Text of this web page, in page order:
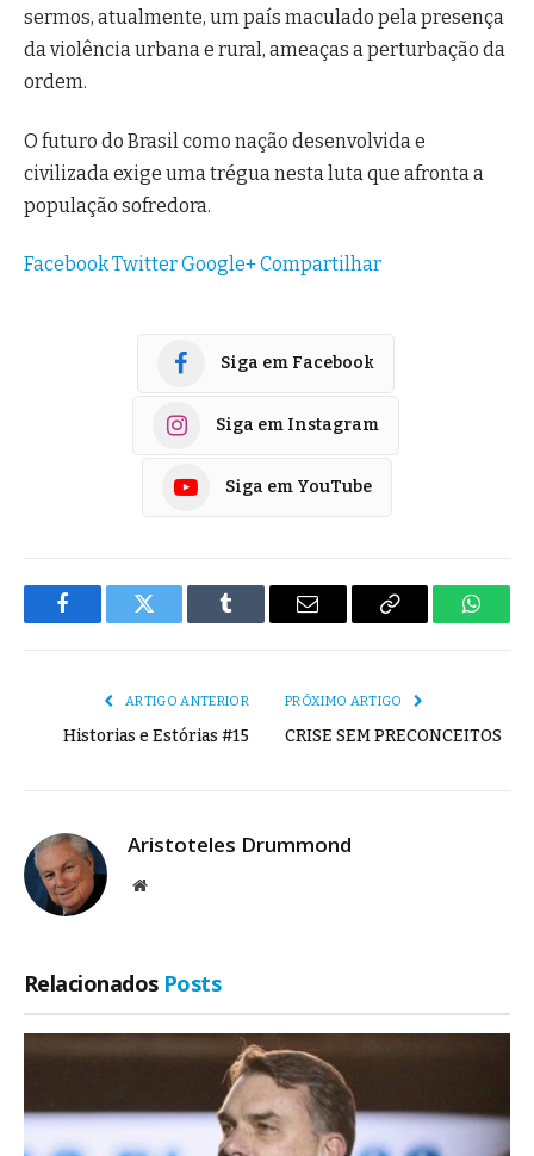
sermos, atualmente, um país maculado pela presença
da violência urbana e rural, ameaças a perturbação da
ordem.
O futuro do Brasil como nação desenvolvida e
civilizada exige uma trégua nesta luta que afronta a
população sofredora.
FacebookTwitterGoogle+Compartilhar
Siga em Facebook
Siga em Instagram
Siga em YouTube
FacebookTwitter Tumblr
E-
Copiar
ARTIGO ANTERIOR
Historias e Estórias #15
PRÓXIMO ARTIGO
CRISE SEM PRECONCEITOS
Aristoteles Drummond
Site
Relacionados Posts